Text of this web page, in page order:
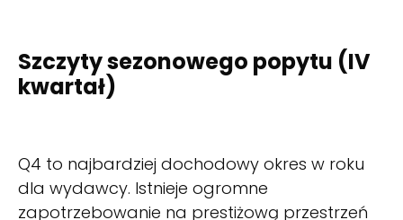
Szczyty sezonowego popytu (IV
kwartał)
Q4 to najbardziej dochodowy okres w roku
dla wydawcy. Istnieje ogromne
zapotrzebowanie na prestiżową przestrzeń